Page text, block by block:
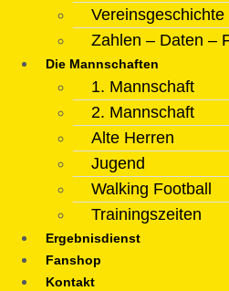
Vereinsgeschichte
Zahlen – Daten –
Die Mannschaften
1. Mannschaft
2. Mannschaft
Alte Herren
Jugend
Walking Football
Trainingszeiten
Ergebnisdienst
Fanshop
Kontakt